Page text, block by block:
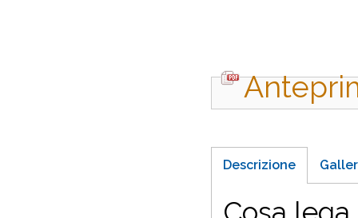
Descrizione